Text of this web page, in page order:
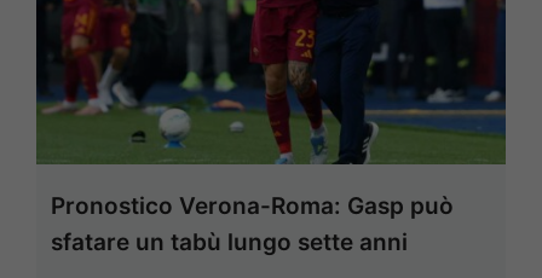
Pronostico Verona-Roma: Gasp può
sfatare un tabù lungo sette anni